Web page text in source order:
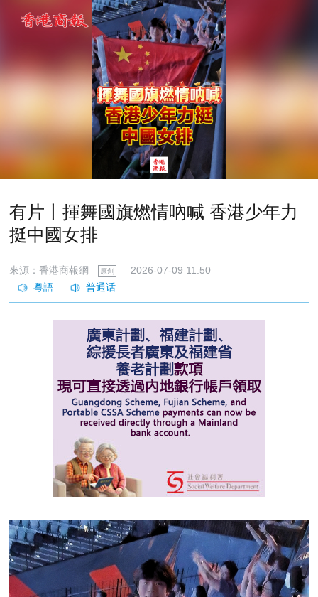
有片丨揮舞國旗燃情吶喊 香港少年力
挺中國女排
來源：香港商報網 原創 2026-07-09 11:50